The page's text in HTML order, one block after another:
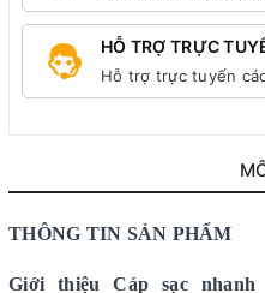
HỖ TRỢ TRỰC
Hỗ trợ trực tuyến
THÔNG TIN SẢN PHẨM
Giới thiệuCáp sạc nhanh